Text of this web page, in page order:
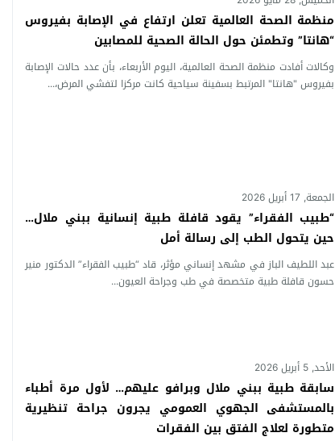
منظمة الصحة العالمية تعلن ارتفاع في الإصابة بفيروس
“هانتا” وتطمئن حول الحالة الصحية للمصابين
وكالات أفادت منظمة الصحة العالمية، اليوم الأربعاء، بأن عدد حالات الإصابة
بفيروس "هانتا" المرتبط بسفينة سياحية كانت مركزا لتفشي المرض،...
الجمعة, 17 أبريل 2026
“طبيب الفقراء” يقود قافلة طبية إنسانية ببني ملال…
حين يتحول الطب إلى رسالة أمل
عبد اللطيف الباز في مشهد إنساني مؤثر، قاد “طبيب الفقراء” الدكتور منير
حسون قافلة طبية متخصصة في طب وجراحة العيون...
الأحد, 5 أبريل 2026
سابقة طبية ببني ملال وبرافو عليهم… لأول مرة أطباء
بالمستشفى الجهوي العمومي يجرون جراحة تنظيرية
متطورة لعلاج الفتق بين الفقرات